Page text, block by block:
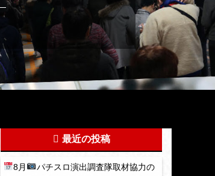
最近の投稿
8月
パチスロ演出調査隊取材協力の